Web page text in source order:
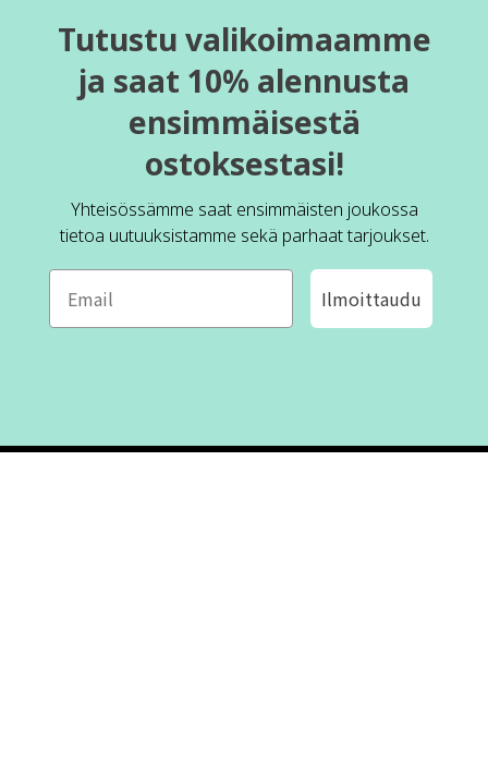
Tutustu valikoimaamme
ja saat 10% alennusta
ensimmäisestä
ostoksestasi!
Yhteisössämme saat ensimmäisten joukossa
tietoa uutuuksistamme sekä parhaat tarjoukset.
Ilmoittaudu